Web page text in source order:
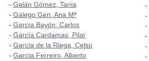
- Galán Gómez, Tania
- Galego Gen, Ana Mª
- García Bayón, Carlos
- García Cardamas, Pilar
- García de la Riega, Celso
- García Ferreiro, Alberto
-
-
-
-
-
-